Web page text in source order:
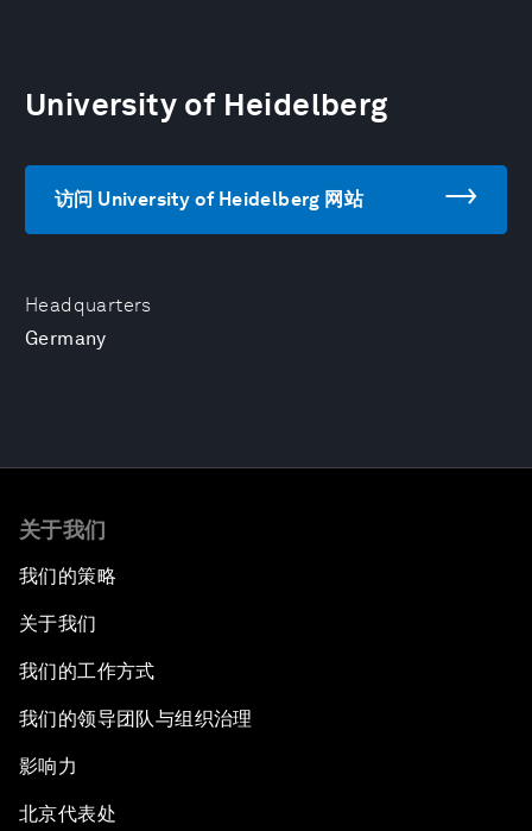
Headquarters
Germany
University of Heidelberg
访问 University of Heidelberg 网站
关于我们
我们的策略
关于我们
我们的工作方式
我们的领导团队与组织治理
影响力
北京代表处